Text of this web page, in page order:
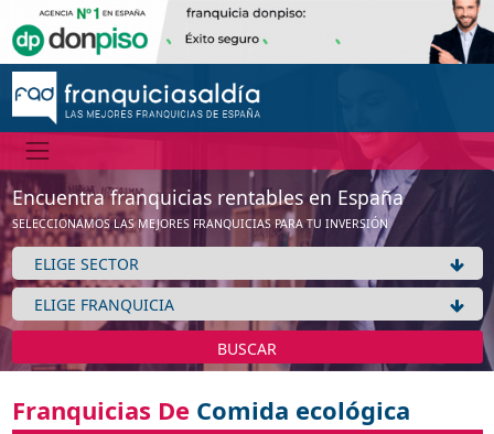
Encuentra franquicias rentables en España
SELECCIONAMOS LAS MEJORES FRANQUICIAS PARA TU INVERSIÓN
BUSCAR
Franquicias De Comida ecológica